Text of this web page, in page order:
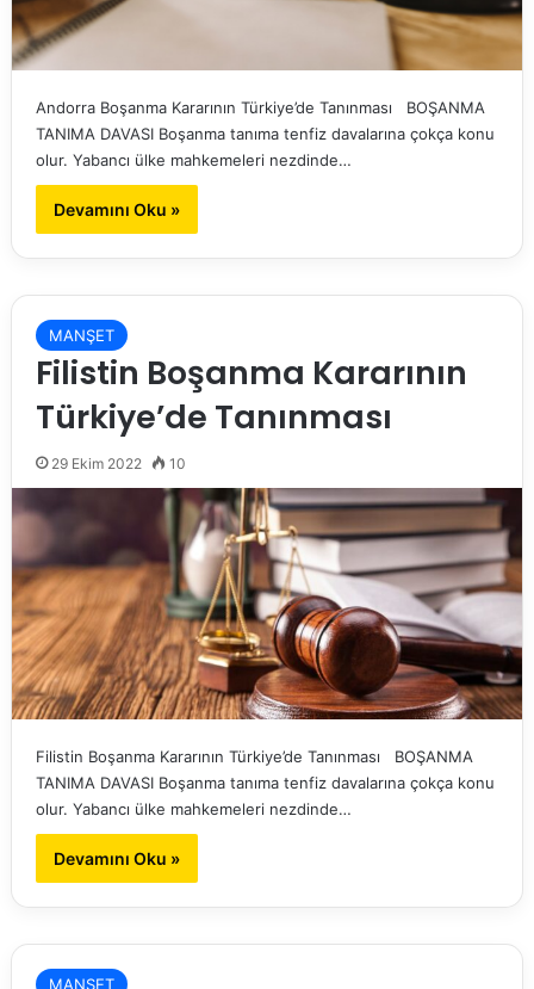
Andorra Boşanma Kararının Türkiye’de Tanınması BOŞANMA
TANIMA DAVASI Boşanma tanıma tenfiz davalarına çokça konu
olur. Yabancı ülke mahkemeleri nezdinde…
Devamını Oku »
MANŞET
Filistin Boşanma Kararının
Türkiye’de Tanınması
29 Ekim 2022 10
Filistin Boşanma Kararının Türkiye’de Tanınması BOŞANMA
TANIMA DAVASI Boşanma tanıma tenfiz davalarına çokça konu
olur. Yabancı ülke mahkemeleri nezdinde…
Devamını Oku »
MANŞET